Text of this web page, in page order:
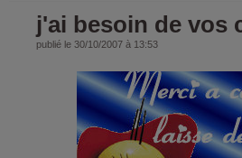
j'ai besoin de vos
publié le 30/10/2007 à 13:53